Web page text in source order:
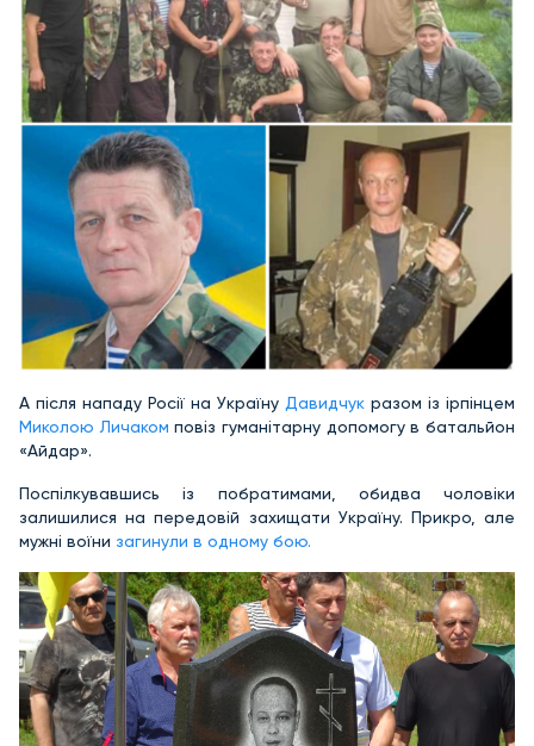
А після нападу Росії на Україну Давидчук разом із ірпінцем
Миколою Личаком повіз гуманітарну допомогу в батальйон
«Айдар».
Поспілкувавшись із побратимами, обидва чоловіки
залишилися на передовій захищати Україну. Прикро, але
мужні воїни загинули в одному бою.